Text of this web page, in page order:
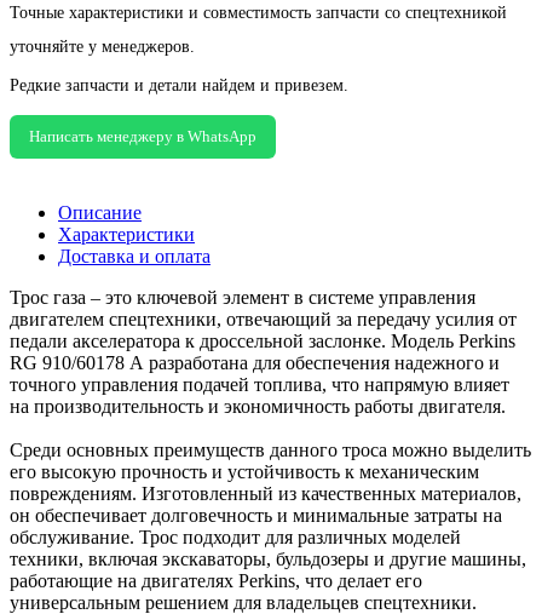
Точные характеристики и совместимость запчасти со спецтехникой
уточняйте у менеджеров.
Редкие запчасти и детали найдем и привезем.
Написать менеджеру в WhatsApp
Описание
Характеристики
Доставка и оплата
Трос газа – это ключевой элемент в системе управления
двигателем спецтехники, отвечающий за передачу усилия от
педали акселератора к дроссельной заслонке. Модель Perkins
RG 910/60178 А разработана для обеспечения надежного и
точного управления подачей топлива, что напрямую влияет
на производительность и экономичность работы двигателя.
Среди основных преимуществ данного троса можно выделить
его высокую прочность и устойчивость к механическим
повреждениям. Изготовленный из качественных материалов,
он обеспечивает долговечность и минимальные затраты на
обслуживание. Трос подходит для различных моделей
техники, включая экскаваторы, бульдозеры и другие машины,
работающие на двигателях Perkins, что делает его
универсальным решением для владельцев спецтехники.